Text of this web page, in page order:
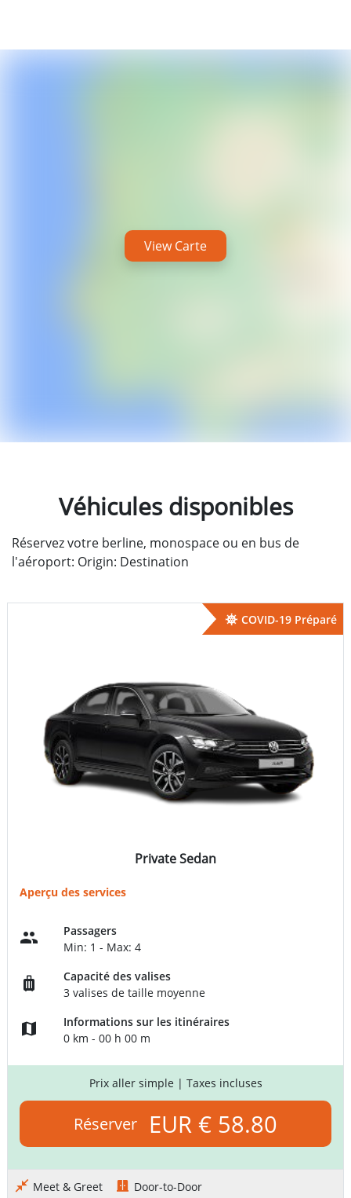
View Carte
Véhicules disponibles
Réservez votre berline, monospace ou en bus de
l'aéroport: Origin: Destination
COVID-19 Préparé
Private Sedan
Aperçu des services
Passagers
Min: 1 - Max: 4
Capacité des valises
3 valises de taille moyenne
Informations sur les itinéraires
0 km - 00 h 00 m
Prix aller simple | Taxes incluses
Réserver EUR € 58.80
Meet & Greet Door-to-Door